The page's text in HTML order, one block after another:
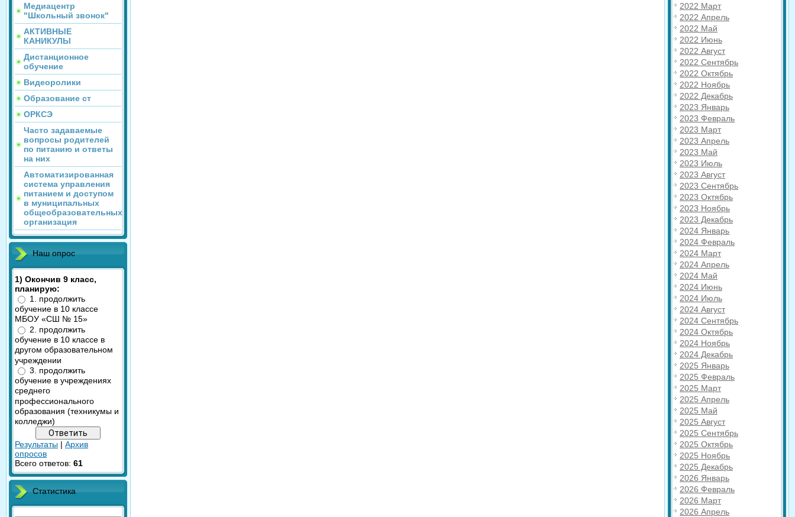
Медиацентр
"Школьный звонок"
АКТИВНЫЕ
КАНИКУЛЫ
Дистанционное
обучение
Видеоролики
Образование ст
ОРКСЭ
Часто задаваемые
вопросы родителей
по питанию и ответы
на них
Автоматизированная
система управления
питанием и доступом
в муниципальных
общеобразовательных
организация
Наш опрос
1) Окончив 9 класс,
планирую:
1. продолжить
обучение в 10 классе
МБОУ «СШ № 15»
2. продолжить
обучение в 10 классе в
другом образовательном
учреждении
3. продолжить
обучение в учреждениях
среднего
профессионального
образования (техникумы и
колледжи)
Результаты | Архив
опросов
Всего ответов: 61
Статистика
2022 Март
2022 Апрель
2022 Май
2022 Июнь
2022 Август
2022 Сентябрь
2022 Октябрь
2022 Ноябрь
2022 Декабрь
2023 Январь
2023 Февраль
2023 Март
2023 Апрель
2023 Май
2023 Июль
2023 Август
2023 Сентябрь
2023 Октябрь
2023 Ноябрь
2023 Декабрь
2024 Январь
2024 Февраль
2024 Март
2024 Апрель
2024 Май
2024 Июнь
2024 Июль
2024 Август
2024 Сентябрь
2024 Октябрь
2024 Ноябрь
2024 Декабрь
2025 Январь
2025 Февраль
2025 Март
2025 Апрель
2025 Май
2025 Август
2025 Сентябрь
2025 Октябрь
2025 Ноябрь
2025 Декабрь
2026 Январь
2026 Февраль
2026 Март
2026 Апрель